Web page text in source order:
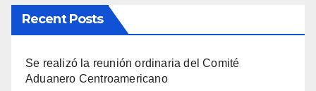
Recent Posts
Se realizó la reunión ordinaria del Comité
Aduanero Centroamericano